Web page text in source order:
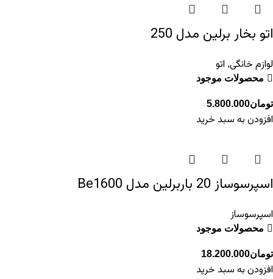
اتو بخار برلین مدل 250
لوازم خانگی, اتو
محصولات موجود
تومان5.800.000
افزودن به سبد خرید
اسپرسوساز 20 باربرلین مدل Be1600
اسپرسوساز
محصولات موجود
تومان18.200.000
افزودن به سبد خرید